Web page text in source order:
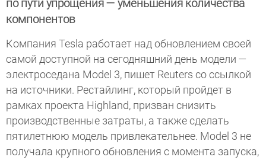
по пути упрощения — уменьшения количества
компонентов
Компания Tesla работает над обновлением своей
самой доступной на сегодняшний день модели —
электроседана Model 3, пишет Reuters со ссылкой
на источники. Рестайлинг, который пройдет в
рамках проекта Highland, призван снизить
производственные затраты, а также сделать
пятилетнюю модель привлекательнее. Model 3 не
получала крупного обновления с момента запуска,